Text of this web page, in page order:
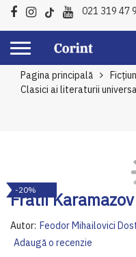
021 319 47
Pagina principală
Clasici ai literaturii
Fratii
Autor: Feodor Mihailovici
Adaugă o recenzie
to
the
end
of
the
-20%